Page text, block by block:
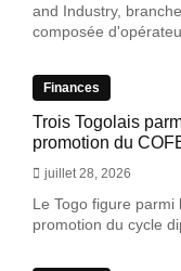
and Industry,
composée
Finances
Trois Togolais
promotion du
juillet 28, 2026
Le Togo figure parmi
promotion du cycle